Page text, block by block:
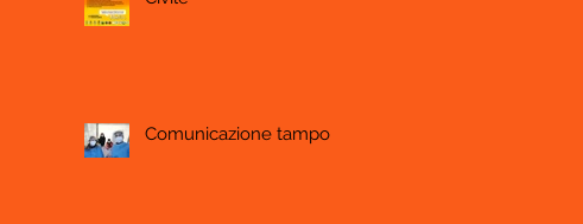
Comunicazione tamponi